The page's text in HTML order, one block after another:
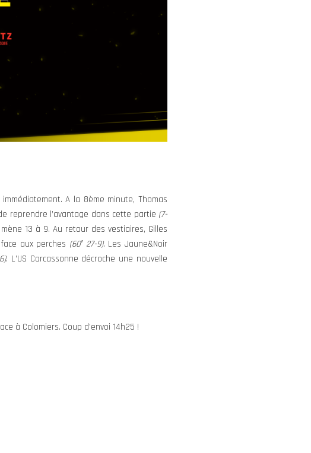
A la 8ème minute, Thomas
reprendre l’avantage dans cette partie (7-
13 à 9. Au retour des vestiaires, Gilles
aux perches (60′ 27-9). Les Jaune&Noir
. L’US Carcassonne décroche une nouvelle
à Colomiers. Coup d’envoi 14h25 !